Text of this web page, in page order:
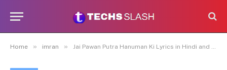
Home » imran » Jai Pawan Putra Hanuman Ki Lyrics in Hindi and English. जय पवन पुत्र हनुमान की |